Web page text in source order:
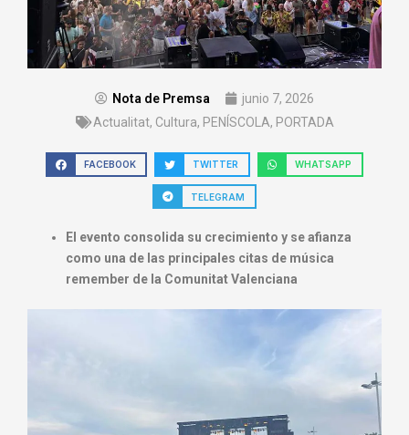
Nota de Premsa
junio 7, 2026
Actualitat, Cultura, PENÍSCOLA, PORTADA
FACEBOOK TWITTER WHATSAPP
TELEGRAM
El evento consolida su crecimiento y se afianza
como una de las principales citas de música
remember de la Comunitat Valenciana